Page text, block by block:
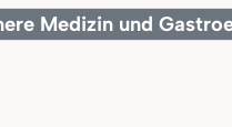
Medizin und